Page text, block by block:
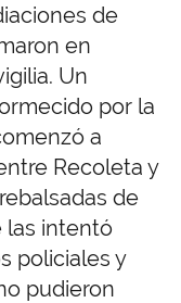
de
en
Un
por la
a
Recoleta y
de
las intentó
policiales y
pudieron